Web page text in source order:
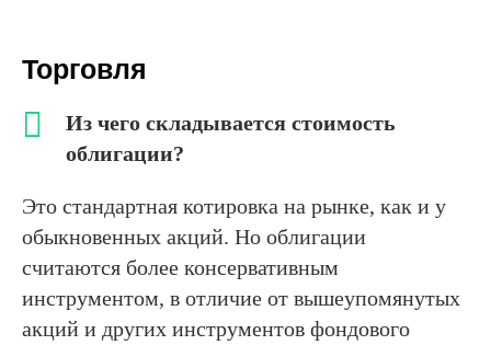
Торговля
Из чего складывается стоимость
облигации?
Это стандартная котировка на рынке, как и у
обыкновенных акций. Но облигации
считаются более консервативным
инструментом, в отличие от вышеупомянутых
акций и других инструментов фондового